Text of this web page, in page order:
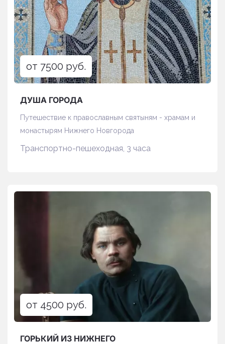
ДУША ГОРОДА
от 7500 руб.
Путешествие к православным святыням - храмам и
монастырям Нижнего Новгорода
Транспортно-пешеходная, 3 часа
ГОРЬКИЙ ИЗ НИЖНЕГО
от 4500 руб.